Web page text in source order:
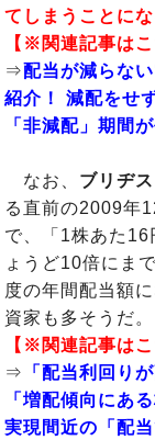
てしまうことに
【※関連記事はこ
⇒配当が減らな
紹介！ 減配をせ
「非減配」期間
なお、 ブリヂ
る直前の2009年
で、「1株あた16
ょうど10倍にま
度の年間配当額
資家も多そうだ。
【※関連記事はこ
⇒
「配当利回り
「増配傾向にあ
実現間近の「配